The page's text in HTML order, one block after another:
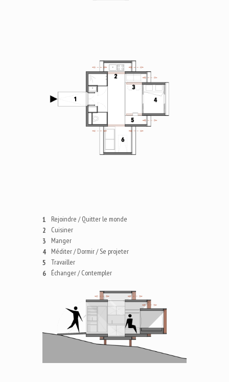
1
Rejoindre / Quitter le monde
2
Cuisiner
3
Manger
4
Méditer / Dormir / Se projeter
5
Travailler
6
Échanger / Contempler